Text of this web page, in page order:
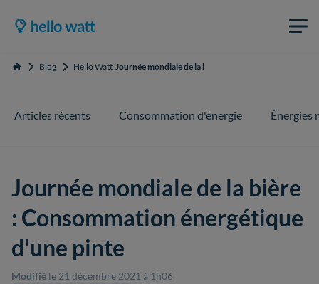
Accueil Blog Hello Watt Journée mondiale de la bière : Consommation
Articles récents Consommation d'énergie Énergies
Journée mondiale de la bière
: Consommation énergétique
d'une pinte
Modifié le 21 décembre 2021 à 1h06